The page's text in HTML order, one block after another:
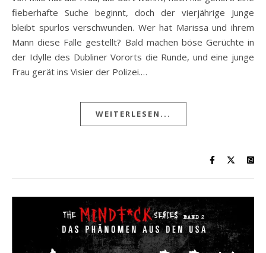
fieberhafte Suche beginnt, doch der vierjährige Junge
bleibt spurlos verschwunden. Wer hat Marissa und ihrem
Mann diese Falle gestellt? Bald machen böse Gerüchte in
der Idylle des Dubliner Vororts die Runde, und eine junge
Frau gerät ins Visier der Polizei.…
WEITERLESEN...